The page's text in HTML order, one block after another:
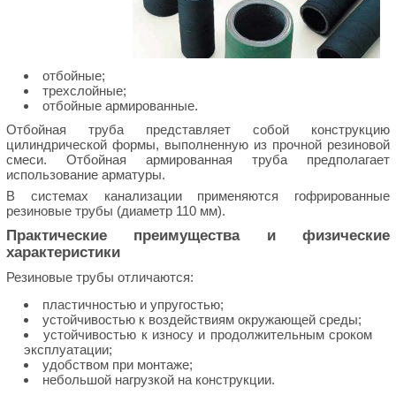
отбойные;
трехслойные;
отбойные армированные.
Отбойная труба представляет собой конструкцию
цилиндрической формы, выполненную из прочной резиновой
смеси. Отбойная армированная труба предполагает
использование арматуры.
В системах канализации применяются гофрированные
резиновые трубы (диаметр 110 мм).
Практические преимущества и физические
характеристики
Резиновые трубы отличаются:
пластичностью и упругостью;
устойчивостью к воздействиям окружающей среды;
устойчивостью к износу и продолжительным сроком
эксплуатации;
удобством при монтаже;
небольшой нагрузкой на конструкции.